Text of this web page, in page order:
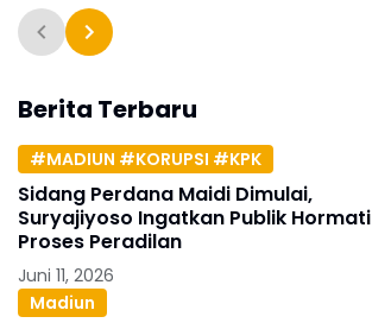
Berita Terbaru
#MADIUN #KORUPSI #KPK
Sidang Perdana Maidi Dimulai,
Suryajiyoso Ingatkan Publik Hormati
Proses Peradilan
Juni 11, 2026
Madiun